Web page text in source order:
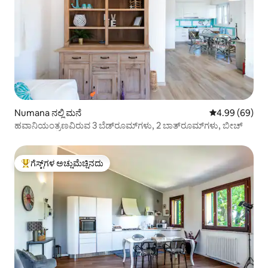
Numana ನಲ್ಲಿ ಮನೆ 5 ರಲ್ಲಿ 4.99
4.99 (69)
ಹವಾನಿಯಂತ್ರಣವಿರುವ 3 ಬೆಡ್‌ರೂಮ್‌ಗಳು, 2 ಬಾತ್‌ರೂಮ್‌ಗಳು, ಬೀಚ್
ಗೆಸ್ಟ್‌ಗಳಿಗೆ ಅತಿ ಹೆಚ್ಚು ಅಚ್ಚುಮೆಚ್ಚಿನದು
ಗೆಸ್ಟ್‌ಗಳ ಅಚ್ಚುಮೆಚ್ಚಿನದು